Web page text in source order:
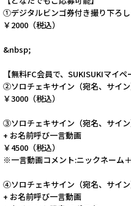
①デジタルビンゴ券付き撮り下ろし
￥2000（税込）
&nbsp;
【無料FC会員で、SUKISUKIマイ
②ソロチェキサイン（宛名、サイン
￥3000（税込）
③ソロチェキサイン（宛名、サイン
+ お名前呼び一言動画
￥4500（税込）
※一言動画コメント:ニックネーム
④ソロチェキサイン（宛名、サイン
+ お名前呼び一言動画